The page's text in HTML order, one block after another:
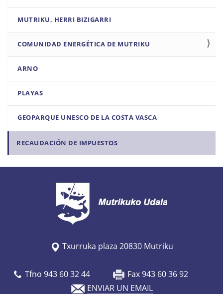
MUTRIKU, HERRI BIZIGARRI
COMUNIDAD ENERGÉTICA DE MUTRIKU
ARNO
PLAYAS
GEOPARQUE UNESCO DE LA COSTA VASCA
RECAUDACIÓN DE IMPUESTOS
Txurruka plaza 20830 Mutriku
Tfno 943 60 32 44
Fax 943 60 36 92
ENVIAR UN EMAIL